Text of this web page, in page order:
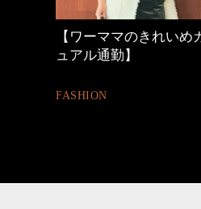
40代の小顔メイク